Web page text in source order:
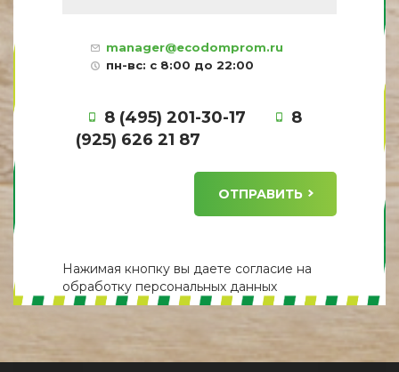
manager@ecodomprom.ru
пн-вс: с 8:00 до 22:00
8 (495) 201-30-17
8
(925) 626 21 87
ОТПРАВИТЬ
Нажимая кнопку вы даете согласие на
обработку персональных данных